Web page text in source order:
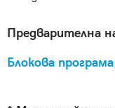
Предварителна
Блокова